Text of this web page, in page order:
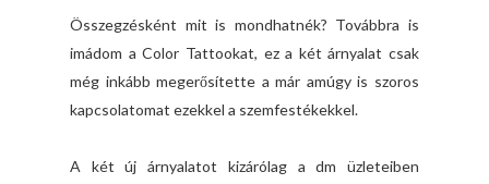
Összegzésként mit is mondhatnék? Továbbra is
imádom a Color Tattookat, ez a két árnyalat csak
még inkább megerősítette a már amúgy is szoros
kapcsolatomat ezekkel a szemfestékekkel.
A két új árnyalatot kizárólag a dm üzleteiben